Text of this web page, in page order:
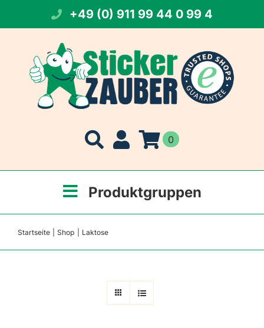
springen
+49 (0) 911 99 44 0 99 4
0
Produktgruppen
Startseite Shop Laktose